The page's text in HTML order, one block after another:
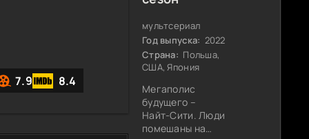
непростой.
задумал вести
самостоятельную
жизнь и
7.9 8.4
мультсериал
Год выпуска: 2022
Страна: Польша,
США, Япония
Мегаполис
будущего –
Найт-Сити. Люди
помешаны на